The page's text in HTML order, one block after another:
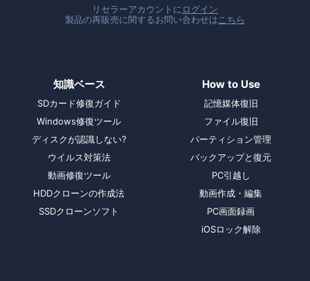
リセラーアカウントに ログイン
製品の再販売に関するお問い合わせは こちら
知識ベース
SDカード修復ガイド
Windows修復ツール
ディスクが認識しない?
ウイルス対策法
動画修復ツール
HDDクローンの作成法
SSDクローンソフト
How to Use
記憶媒体復旧
ファイル復旧
パーティション管理
バックアップと復元
PC引越し
動画作成・編集
PC画面録画
iOSロック解除